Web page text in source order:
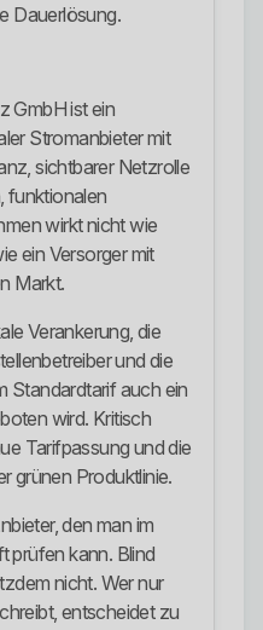
Dauerlösung.
GmbH ist ein
Stromanbieter mit
sichtbarer Netzrolle
funktionalen
wirkt nicht wie
ein Versorger mit
Markt.
Verankerung, die
und die
Standardtarif auch ein
wird. Kritisch
Tarifpassung und die
grünen Produktlinie.
den man im
prüfen kann. Blind
nicht. Wer nur
entscheidet zu